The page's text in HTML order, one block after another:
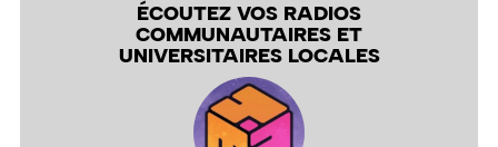
ÉCOUTEZ VOS RADIOS
COMMUNAUTAIRES ET
UNIVERSITAIRES LOCALES